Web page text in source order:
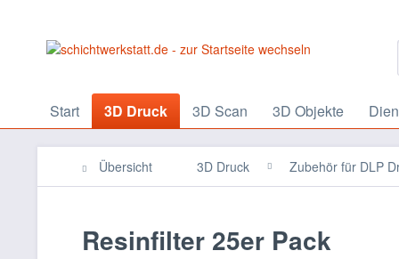
Start 3D Druck 3D Scan 3D Objekte
Übersicht 3D Druck Zubehör für DLP
Resinfilter 25er Pack